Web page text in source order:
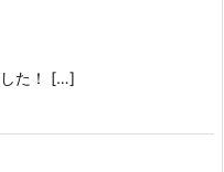
た！ […]